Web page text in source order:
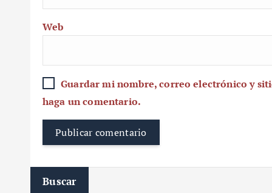
Web
Guardar mi nombre, correo electrónico y
haga un comentario.
Buscar